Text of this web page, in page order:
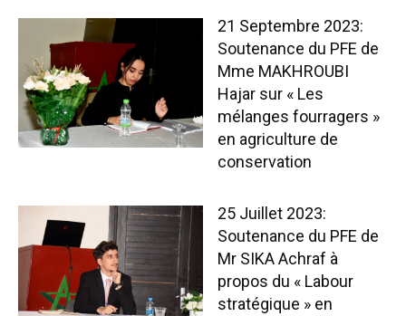
21 Septembre 2023:
Soutenance du PFE de
Mme MAKHROUBI
Hajar sur « Les
mélanges fourragers »
en agriculture de
conservation
25 Juillet 2023:
Soutenance du PFE de
Mr SIKA Achraf à
propos du « Labour
stratégique » en